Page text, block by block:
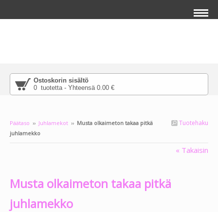
Ostoskorin sisältö
0 tuotetta - Yhteensä 0.00 €
Lisää pääkuvan päälle tekstiä klikkaamalla
salamaikonia, joka ilmestyy tuodessasi
Tuotehaku
Päätaso ›› Juhlamekot ›› Musta olkaimeton takaa pitkä
juhlamekko
« Takaisin
Musta olkaimeton takaa pitkä
juhlamekko